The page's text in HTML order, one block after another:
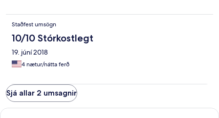
Staðfest umsögn
10/10 Stórkostlegt
19. júní 2018
4 nætur/nátta ferð
Sjá allar 2 umsagnir